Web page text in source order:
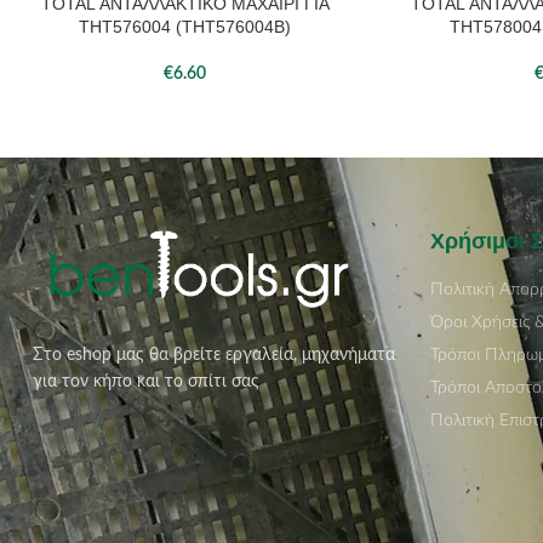
ΠΡΟΣΘΉΚΗ ΣΤΟ ΚΑΛΆΘΙ
ΤΗΤ576004 (THT576004B)
€6.60
ΠΡΟΣΘΉΚΗ ΣΤΟ
€
Στο eshop μας θα βρείτε εργαλεία, μηχανήματα
για τον κήπο και το σπίτι σας
Χρήσιμοι
Πολιτική
Όροι Χρήσεις
Τρόποι
Τρόποι
Πολιτική